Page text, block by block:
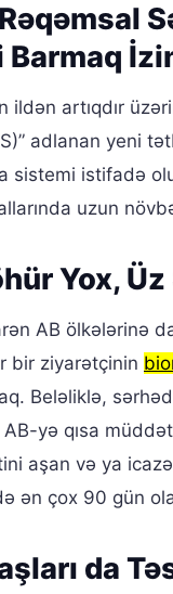
Barmaq
ildən artıqdır
adlanan yeni
sistemi istifadə
uzun
Yox, Üz
AB ölkələrinə
bir ziyarətçinin
Beləliklə,
yə qısa
aşan və ya
ən çox 90 gün
da